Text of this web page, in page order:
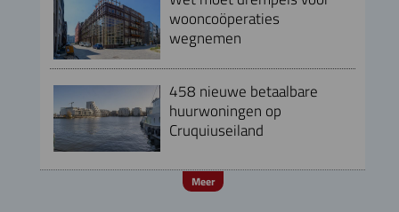
wooncoöperaties
wegnemen
458 nieuwe betaalbare
huurwoningen op
Cruquiuseiland
Meer